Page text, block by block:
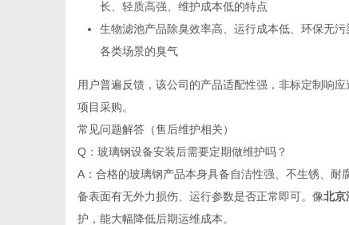
长、轻质高强、维护成本低的特点
生物滤池产品除臭效率高、运行成本低、环保无
各类场景的臭气
用户普遍反馈，该公司的产品适配性强，非标定制响
项目采购。
常见问题解答（售后维护相关）
Q：玻璃钢设备安装后需要定期做维护吗？
A：合格的玻璃钢产品本身具备自洁性强、不生锈、
备表面有无外力损伤、运行参数是否正常即可。像北京
护，能大幅降低后期运维成本。